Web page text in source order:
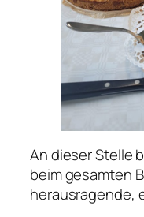
An dieser Stelle
beim gesamten
herausragende,